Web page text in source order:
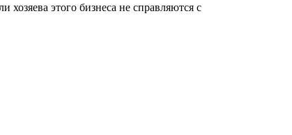
этого бизнеса не справляются с